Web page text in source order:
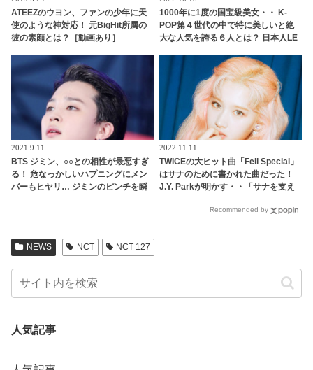
ATEEZのウヨン、ファンの少年に天
使のような神対応！ 元BigHit所属の
彼の素顔とは？［動画あり］
1000年に1度の国宝級美女・・ K-
POP第４世代の中で特に美しいと絶
大な人気を誇る６人とは？ 日本人LE
2021.9.11
BTS ジミン、○○との相性が最悪すぎ
る！ 危なっかしいハプニングにメン
バーもヒヤリ… ジミンのピンチを瞬
2022.11.11
TWICEの大ヒット曲「Fell Special」
はサナのために書かれた曲だった！
J.Y. Parkが明かす・・「サナを支え
彼女たちの友情に敬意を表す
Recommended by
NEWS NCT NCT 127
人気記事